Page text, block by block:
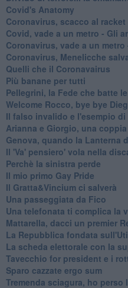
Covid's Anatomy
Coronavirus, scacco al
Covid, vade a un metro - Gli
Coronavirus, vade a un metro
Coronavirus, Menelicche
Quelli che il Coronavairus
Più banane per tutti
Pellegrini, la Fede che batte
Welcome Rocco, bye bye
Il falso invalido e l'esempio di
Arianna e Giorgio, una
Genova, quando la Lanterna
Il 'Va' pensiero' vola nella
Perchè la sinistra perde
Il mio primo Gay Pride
Il Gratta&Vincium ci salverà
Una passeggiata da Fico
Una telefonata ti complica la
Mattarella, dacci un premier
La Repubblica fondata
La scheda elettorale con la
Tavecchio for president e i
Sparo cazzate ergo sum
Tremenda sciagura, ho perso